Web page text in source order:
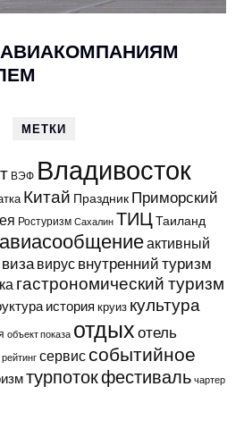
МЕТКИ
ВЭФ Владивосток
Китай Праздник Приморский
Ростуризм Сахалин ТИЦТаиланд
авиасообщениеактивный
виза вирус внутренний туризм
гастрономический туризм
история круиз культура
объект показа отдыхотель
рейтинг сервис событийное
турпотокфестиваль чартер